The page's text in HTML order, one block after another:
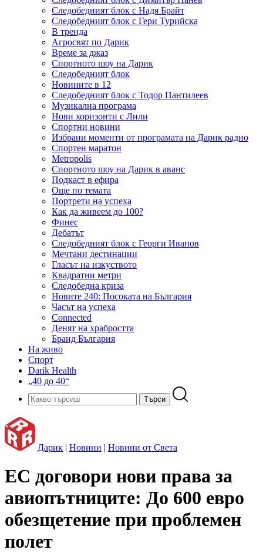
Следобедният блок с Надя Брайт
Следобедният блок с Гери Турийска
В тренда
Агросвят по Дарик
Време за джаз
Спортното шоу на Дарик
Следобедният блок
Новините в 12
Следобедният блок с Тодор Пантилеев
Музикална програма
Нови хоризонти с Лили
Спортни новини
Избрани моменти от програмата на Дарик радио
Спортен маратон
Metropolis
Спортното шоу на Дарик в аванс
Подкаст в ефира
Още по темата
Портрети на успеха
Как да живеем до 100?
Финес
Дебатът
Следобедният блок с Георги Иванов
Мечтани дестинации
Гласът на изкуството
Квадратни метри
Следобедна криза
Новите 240: Посоката на България
Часът на успеха
Connected
Денят на храбростта
Бранд България
На живо
Спорт
Darik Health
„40 до 40“
Дарик | Новини | Новини от Света
ЕС договори нови права за
авиопътниците: До 600 евро
обезщетение при проблемен
полет